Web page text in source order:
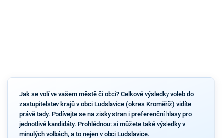
Jak se volí ve vašem městě či obci? Celkové výsledky voleb do
zastupitelstev krajů v obci Ludslavice (okres Kroměříž) vidíte
právě tady. Podívejte se na zisky stran i preferenční hlasy pro
jednotlivé kandidáty. Prohlédnout si můžete také výsledky v
minulých volbách, a to nejen v obci Ludslavice.